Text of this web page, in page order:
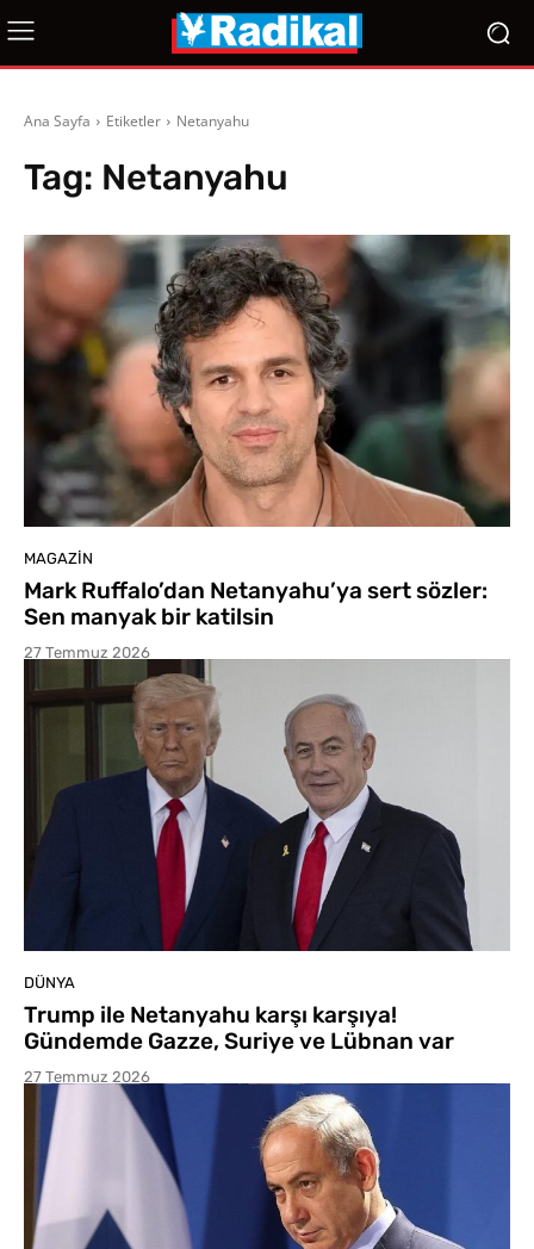
Ana Sayfa Etiketler Netanyahu
Tag: Netanyahu
MAGAZIN
Mark Ruffalo’dan Netanyahu’ya sert sözler:
Sen manyak bir katilsin
27 Temmuz 2026
DÜNYA
Trump ile Netanyahu karşı karşıya!
Gündemde Gazze, Suriye ve Lübnan var
27 Temmuz 2026